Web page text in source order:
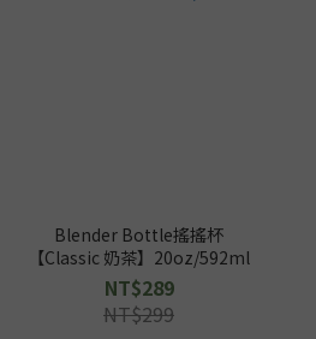
Blender Bottle搖搖杯
【Classic 奶茶】20oz/592ml
NT$289
NT$299